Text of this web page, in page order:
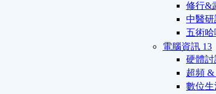
修行&
中醫研
五術哈
電腦資訊 13
硬體討
超頻 &
數位生